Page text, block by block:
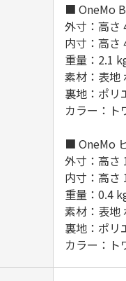
■ OneMo
外寸：高
内寸：高
重量：2.1
素材：表地
裏地：ポリ
カラー：ト
■ OneMo
外寸：高
内寸：高
重量：0.4
素材：表地
裏地：ポリ
カラー：ト